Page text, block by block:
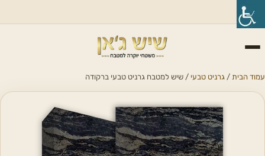
עמוד הבית / גרניט טבעי / שיש למטבח גרניט טבעי ברקודה